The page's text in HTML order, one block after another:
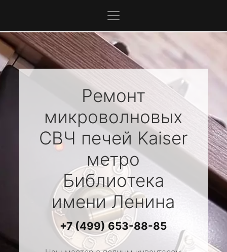
Ремонт
микроволновых
СВЧ печей Kaiser
метро
Библиотека
имени Ленина
+7 (499) 653-88-85